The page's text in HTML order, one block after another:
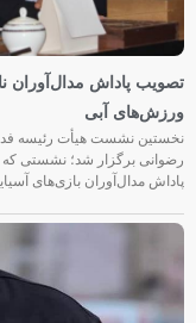
تصویب پاداش مدال‌آوران
ورزش‌های آبی
نخستین نشست هیأت رئیسه
رضوانی برگزار شد؛ نشستی که
پاداش مدال‌آوران بازی‌های